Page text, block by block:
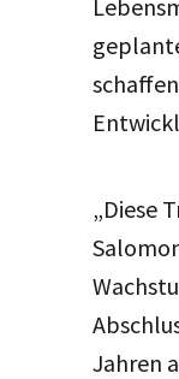
„Diese
Jahren